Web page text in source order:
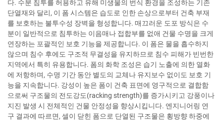
다. 수분 침투를 허용하고 유해 미생물의 번식 환경을 조성하는 기존
단열재와 달리, 이 폼 시스템은 습도로 인한 손상으로부터 건축 부재
를 보호하는 불투수성 장벽을 형성합니다. 매끄러운 도포 방식은 수
분이 일반적으로 침투하는 이음매나 접합부를 없애 건물 수명을 크게
연장하는 포괄적인 보호 기능을 제공합니다. 이 폼은 물을 흡수하지
않으며 침수 후에도 구조적 무결성을 유지하므로 침수 피해가 빈번한
지역에서 특히 유용합니다. 폼의 화학 조성은 습기 노출에 의한 열화
에 저항하며, 수명 기간 동안 별도의 교체나 유지보수 없이도 보호 기
능을 지속합니다. 강성이 높은 폼이 건축 표면에 영구적으로 결합함
으로써 구조물의 전도강도(racking strength)를 증가시키고 강풍이나
지진 발생 시 전체적인 건물 안정성을 향상시킵니다. 엔지니어링 연
구 결과에 따르면, 셀이 닫힌 폼으로 단열된 구조물은 횡방향 하중에